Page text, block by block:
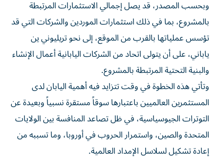
وبحسب المصدر، قد يصل إجمالي الاستثمارات المرتبطة
بالمشروع، بما في ذلك استثمارات الموردين والشركات التي قد
تؤسس عملياتها بالقرب من الموقع، إلى نحو تريليوني ين
ياباني، على أن يتولى اتحاد من الشركات اليابانية أعمال الإنشاء
والبنية التحتية المرتبطة بالمشروع.
وتأتي هذه الخطوة في وقت تتزايد فيه أهمية اليابان لدى
المستثمرين العالميين باعتبارها سوقاً مستقرة نسبياً وبعيدة عن
التوترات الجيوسياسية، في ظل تصاعد المنافسة بين الولايات
المتحدة والصين، واستمرار الحروب في أوروبا، وما تسببه من
إعادة تشكيل لسلاسل الإمداد العالمية.